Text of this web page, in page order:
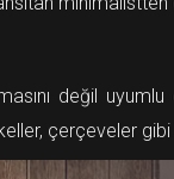
değil
çerçeveler